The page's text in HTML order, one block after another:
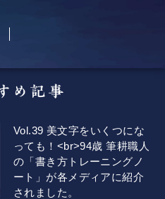
Vol.39 美文字をいくつにな
っても！<br>94歳 筆耕職人
の「書き方トレーニングノ
ート」が各メディアに紹介
されました。